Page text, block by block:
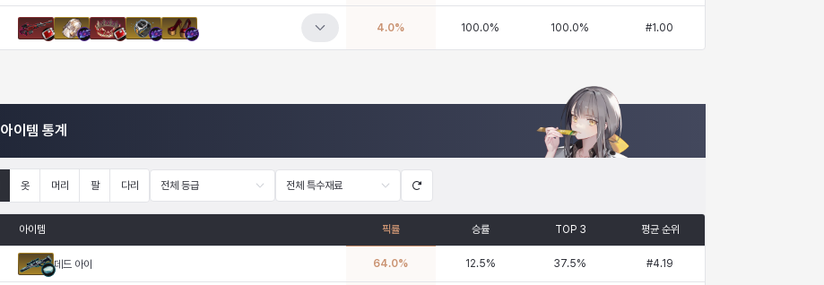
4.0% 100.0% 100.0% #1.00
아이템 통계
옷 머리 팔 다리 전체 등급 전체 특수재료
아이템 픽률 승률 TOP 3 평균 순위
데드 아이 64.0% 12.5% 37.5% #4.19